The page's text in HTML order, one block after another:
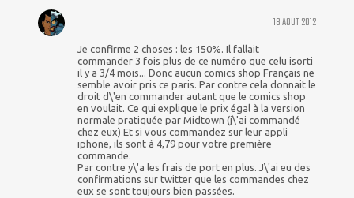
18 AOUT 2012
Je confirme 2 choses : les 150%. Il fallait
commander 3 fois plus de ce numéro que celu isorti
il y a 3/4 mois... Donc aucun comics shop Français ne
semble avoir pris ce paris. Par contre cela donnait le
droit d\'en commander autant que le comics shop
en voulait. Ce qui explique le prix égal à la version
normale pratiquée par Midtown (j\'ai commandé
chez eux) Et si vous commandez sur leur appli
iphone, ils sont à 4,79 pour votre première
commande.
Par contre y\'a les frais de port en plus. J\'ai eu des
confirmations sur twitter que les commandes chez
eux se sont toujours bien passées.